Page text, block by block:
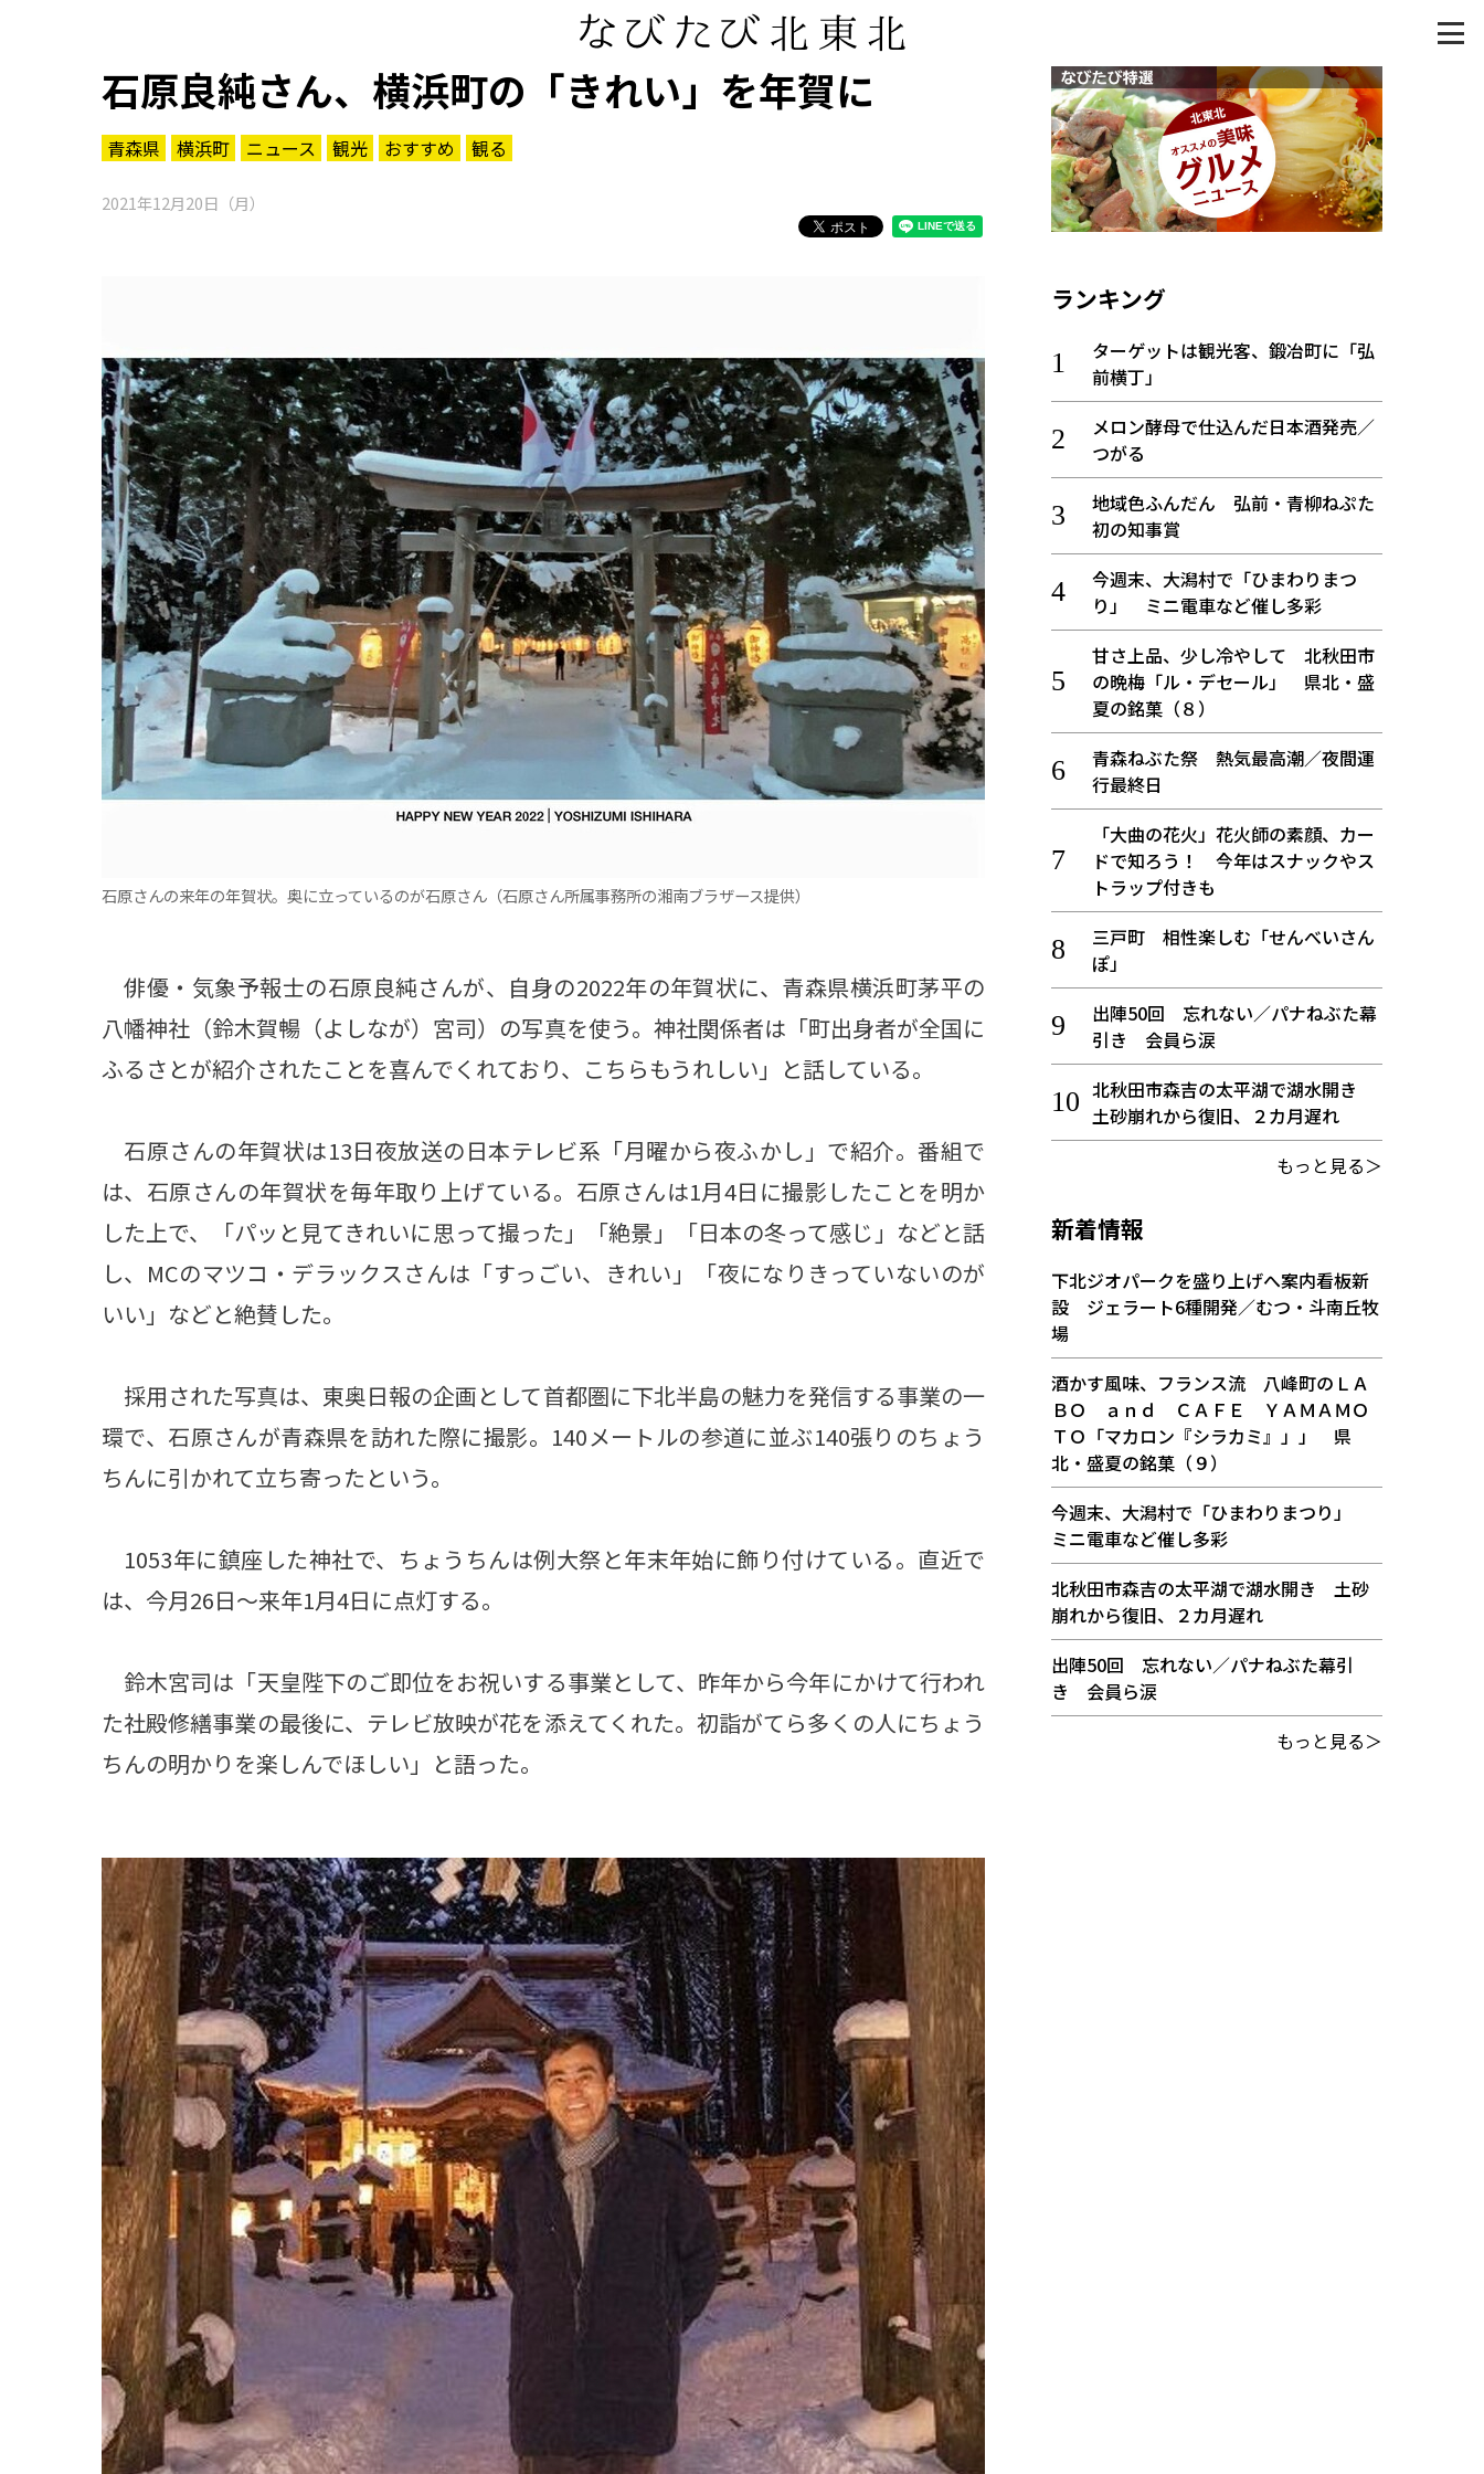
石原良純さん、横浜町の「きれい」を年賀に
青森県 横浜町 ニュース 観光 おすすめ 観る
2021年12月20日（月）
石原さんの来年の年賀状。奥に立っているのが石原さん（石原さん所属事務所の湘南ブラザース提供）
俳優・気象予報士の石原良純さんが、自身の2022年の年賀状に、青森県横浜町茅平の
八幡神社（鈴木賀暢（よしなが）宮司）の写真を使う。神社関係者は「町出身者が全国に
ふるさとが紹介されたことを喜んでくれており、こちらもうれしい」と話している。
石原さんの年賀状は13日夜放送の日本テレビ系「月曜から夜ふかし」で紹介。番組で
は、石原さんの年賀状を毎年取り上げている。石原さんは1月4日に撮影したことを明か
した上で、「パッと見てきれいに思って撮った」「絶景」「日本の冬って感じ」などと話
し、MCのマツコ・デラックスさんは「すっごい、きれい」「夜になりきっていないのが
いい」などと絶賛した。
採用された写真は、東奥日報の企画として首都圏に下北半島の魅力を発信する事業の一
環で、石原さんが青森県を訪れた際に撮影。140メートルの参道に並ぶ140張りのちょう
ちんに引かれて立ち寄ったという。
1053年に鎮座した神社で、ちょうちんは例大祭と年末年始に飾り付けている。直近で
は、今月26日～来年1月4日に点灯する。
鈴木宮司は「天皇陛下のご即位をお祝いする事業として、昨年から今年にかけて行われ
た社殿修繕事業の最後に、テレビ放映が花を添えてくれた。初詣がてら多くの人にちょう
ちんの明かりを楽しんでほしい」と語った。
ランキング
ターゲットは観光客、鍛冶町に「弘
前横丁」
メロン酵母で仕込んだ日本酒発売／
つがる
地域色ふんだん 弘前・青柳ねぷた
初の知事賞
今週末、大潟村で「ひまわりまつ
り」 ミニ電車など催し多彩
甘さ上品、少し冷やして 北秋田市
の晩梅「ル・デセール」 県北・盛
夏の銘菓（８）
青森ねぶた祭 熱気最高潮／夜間運
行最終日
「大曲の花火」花火師の素顔、カー
ドで知ろう！ 今年はスナックやス
トラップ付きも
三戸町 相性楽しむ「せんべいさん
ぽ」
出陣50回 忘れない／パナねぶた幕
引き 会員ら涙
北秋田市森吉の太平湖で湖水開き
土砂崩れから復旧、２カ月遅れ
もっと見る＞
新着情報
下北ジオパークを盛り上げへ案内看板新
設 ジェラート6種開発／むつ・斗南丘牧
場
酒かす風味、フランス流 八峰町のＬＡ
ＢＯ ａｎｄ ＣＡＦＥ ＹＡＭＡＭＯ
ＴＯ「マカロン『シラカミ』」」 県
北・盛夏の銘菓（９）
今週末、大潟村で「ひまわりまつり」
ミニ電車など催し多彩
北秋田市森吉の太平湖で湖水開き 土砂
崩れから復旧、２カ月遅れ
出陣50回 忘れない／パナねぶた幕引
き 会員ら涙
もっと見る＞
パワースポット
まつり・イベント
おみやげ・特産
道の駅・産直
アウトドア・レジャー
ご当地グルメ